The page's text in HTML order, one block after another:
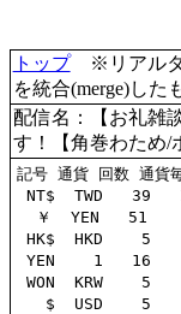
トップ※リアルタ
を統合(merge)した
配信名：【お礼雑
す！【角巻わため/
記号 通貨 回数 通貨
NT$  TWD   39
￥  YEN   51
HK$  HKD    5
YEN    1   16
WON  KRW    5
$  USD    5